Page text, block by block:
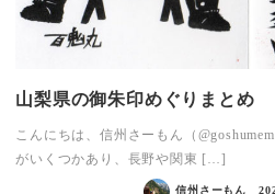
山梨県の御朱印めぐりまとめ
こんにちは、信州さーもん（
がいくつかあり、長野や関東 […]
信州さーもん